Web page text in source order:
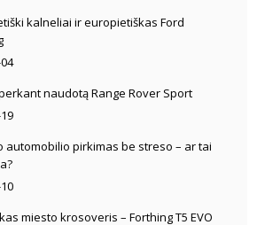
kalneliai ir europietiškas Ford
naudotą Range Rover Sport
automobilio pirkimas be streso – ar tai
miesto krosoveris – Forthing T5 EVO